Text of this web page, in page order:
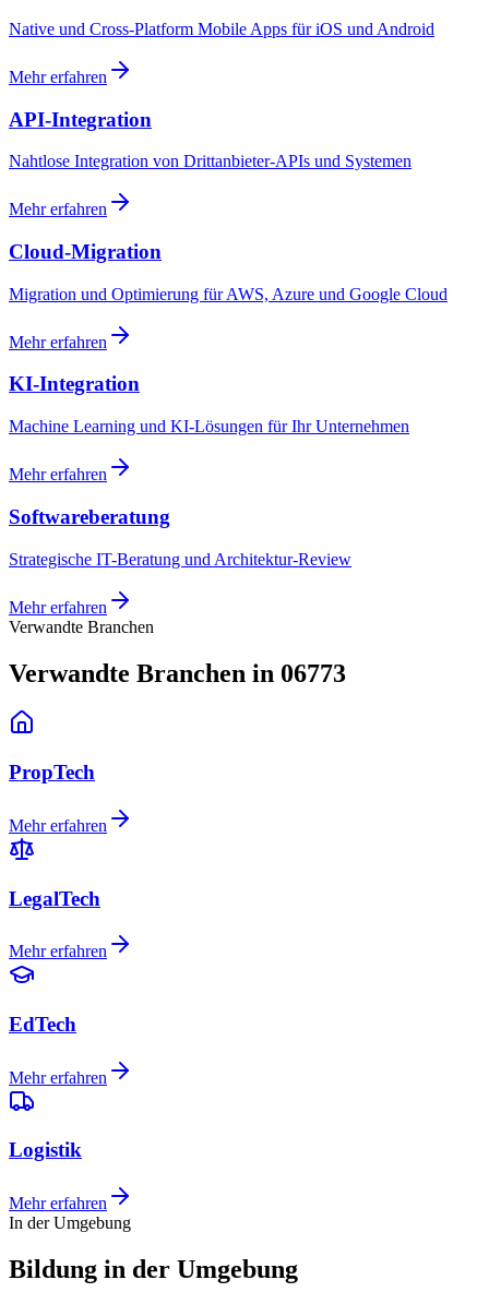
Native und Cross-Platform Mobile Apps für iOS und Android
Mehr erfahren
API-Integration
Nahtlose Integration von Drittanbieter-APIs und Systemen
Mehr erfahren
Cloud-Migration
Migration und Optimierung für AWS, Azure und Google Cloud
Mehr erfahren
KI-Integration
Machine Learning und KI-Lösungen für Ihr Unternehmen
Mehr erfahren
Softwareberatung
Strategische IT-Beratung und Architektur-Review
Mehr erfahren
Verwandte Branchen
Verwandte Branchen in 06773
PropTech
Mehr erfahren
LegalTech
Mehr erfahren
EdTech
Mehr erfahren
Logistik
Mehr erfahren
In der Umgebung
Bildung in der Umgebung